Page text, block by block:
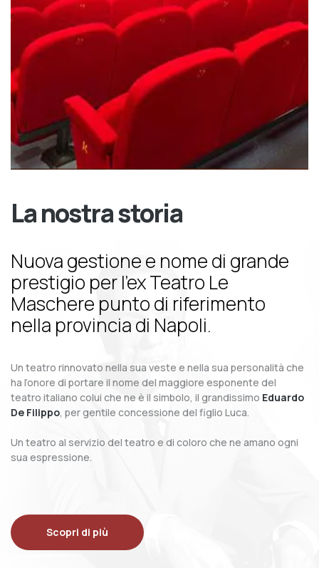
La nostra storia
Nuova gestione e nome di grande
prestigio per l’ex Teatro Le
Maschere punto di riferimento
nella provincia di Napoli.
Un teatro rinnovato nella sua veste e nella sua personalità che
ha l’onore di portare il nome del maggiore esponente del
teatro italiano colui che ne è il simbolo, il grandissimo Eduardo
De Filippo, per gentile concessione del figlio Luca.
Un teatro al servizio del teatro e di coloro che ne amano ogni
sua espressione.
Scopri di più